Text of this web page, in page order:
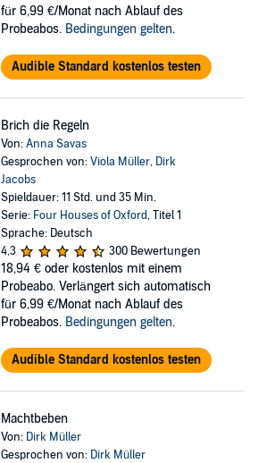
für 6,99 €/Monat nach Ablauf des
Probeabos. Bedingungen gelten.
Audible Standard kostenlos testen
Brich die Regeln
Von:Anna Savas
Gesprochen von:Viola Müller, Dirk
Jacobs
Spieldauer: 11 Std. und 35 Min.
Serie: Four Houses of Oxford, Titel 1
Sprache: Deutsch
4,3
300 Bewertungen
18,94 € oder kostenlos mit einem
Probeabo. Verlängert sich automatisch
für 6,99 €/Monat nach Ablauf des
Probeabos. Bedingungen gelten.
Audible Standard kostenlos testen
Machtbeben
Von: Dirk Müller
Gesprochen von: Dirk Müller